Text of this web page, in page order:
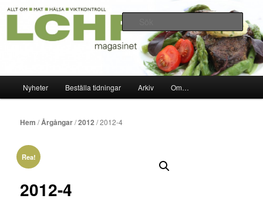
Hoppa
till
primärt
innehåll LCHF-magasinet
Allt om mat hälsa viktkontroll 2010-2020
Sök
Nyheter Beställa tidningar Arkiv Om…
Hem /Årgångar/2012 / 2012-4
Rea!
2012-4